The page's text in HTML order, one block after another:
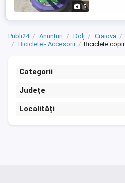
5
Publi24 Anunțuri Dolj Craiova
Biciclete - Accesorii
Biciclete copii
Categorii
Județe
Localități